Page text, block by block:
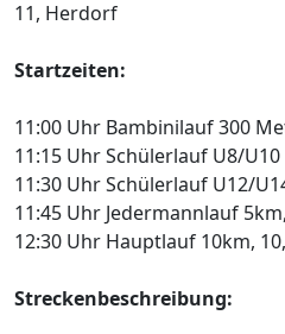
11, Herdorf
Startzeiten:
11:00 Uhr Bambinilauf 300
11:15 Uhr Schülerlauf U8/U10
11:30 Uhr Schülerlauf U12/
11:45 Uhr Jedermannlauf
12:30 Uhr Hauptlauf 10km,
Streckenbeschreibung: